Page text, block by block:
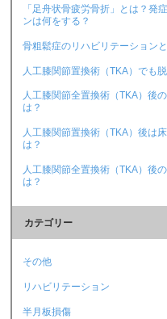
「足舟状骨疲労骨折」とは？発
ンは何をする？
骨粗鬆症のリハビリテーション
人工膝関節置換術（TKA）でも
人工膝関節全置換術（TKA）後
は？
人工膝関節置換術（TKA）後は
は？
人工膝関節全置換術（TKA）後
は？
カテゴリー
その他
リハビリテーション
半月板損傷